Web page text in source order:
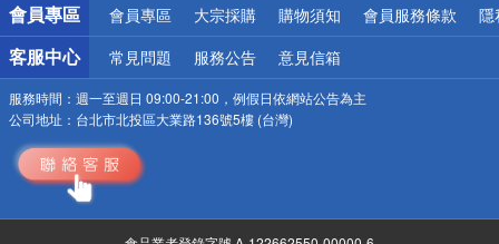
會員專區 會員專區 大宗採購 購物須知 會員服務條款 隱
客服中心 常見問題 服務公告 意見信箱
服務時間： 週一至週日 09:00-21:00，例假日依網站公告為主
公司地址： 台北市北投區大業路136號5樓 (台灣)